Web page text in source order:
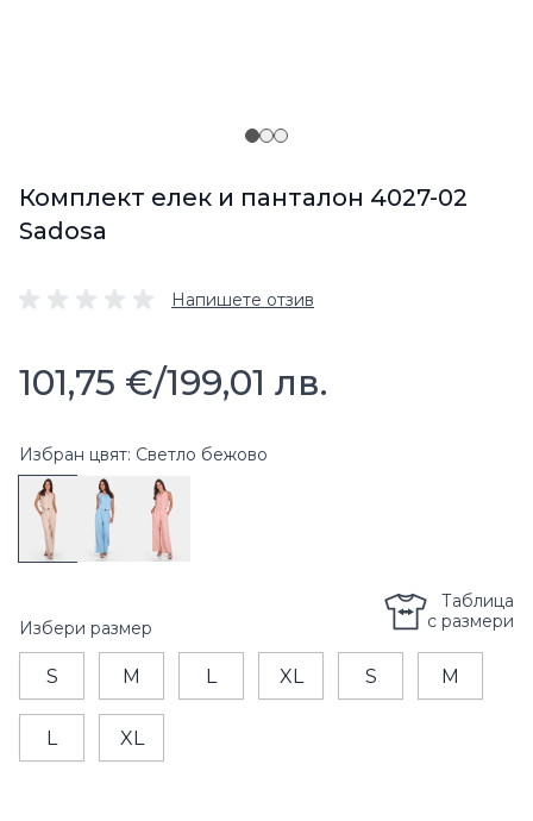
Комплект елек и панталон 4027-02
Sadosa
Напишете отзив
101,75 €/199,01 лв.
Избран цвят: Светло бежово
Избери размер
S M L XL S M
L XL
Таблица
с размери